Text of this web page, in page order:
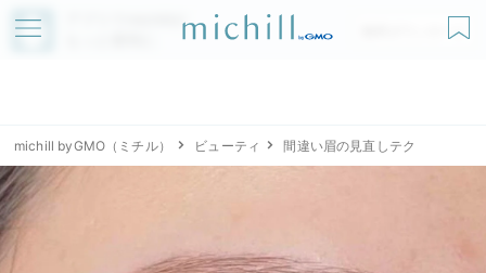
アプリでmichillが
無料ダウンロード
michill byGMO（ミチル） ビューティ 間違い眉の見直しテク